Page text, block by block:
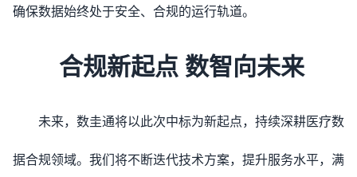
确保数据始终处于安全、合规的运行轨道。
合规新起点 数智向未来
未来，数圭通将以此次中标为新起点，持续深耕医疗数
据合规领域。我们将不断迭代技术方案，提升服务水平，满